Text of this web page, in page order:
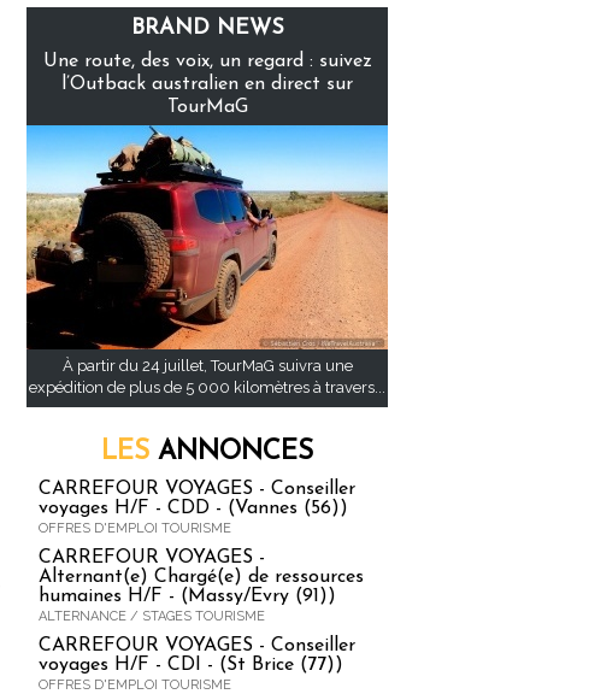
BRAND NEWS
Une route, des voix, un regard : suivez
l’Outback australien en direct sur
TourMaG
À partir du 24 juillet, TourMaG suivra une
expédition de plus de 5 000 kilomètres à travers...
LES ANNONCES
CARREFOUR VOYAGES - Conseiller
voyages H/F - CDD - (Vannes (56))
OFFRES D'EMPLOI TOURISME
CARREFOUR VOYAGES -
Alternant(e) Chargé(e) de ressources
humaines H/F - (Massy/Evry (91))
ALTERNANCE / STAGES TOURISME
CARREFOUR VOYAGES - Conseiller
voyages H/F - CDI - (St Brice (77))
OFFRES D'EMPLOI TOURISME